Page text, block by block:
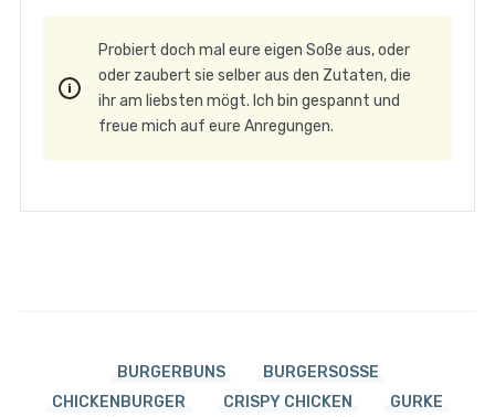
Probiert doch mal eure eigen Soße aus, oder
oder zaubert sie selber aus den Zutaten, die
ihr am liebsten mögt. Ich bin gespannt und
freue mich auf eure Anregungen.
BURGERBUNS
BURGERSOSSE
CHICKENBURGER
CRISPY CHICKEN
GURKE